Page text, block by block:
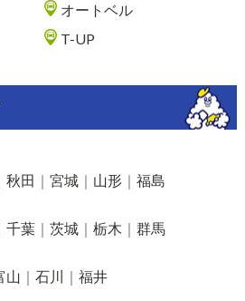
オートベル
T-UP
秋田 ｜ 宮城｜ 山形｜ 福島
千葉｜ 茨城｜ 栃木 ｜ 群馬
山 ｜ 石川 ｜ 福井